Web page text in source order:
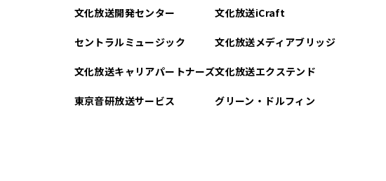
文化放送開発センター
セントラルミュージック
文化放送キャリアパートナーズ
東京音研放送サービス
文化放送iCraft
文化放送メディアブリッジ
文化放送エクステンド
グリーン・ドルフィン